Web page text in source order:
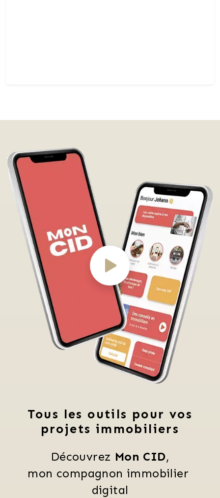
Tous les outils pour vos
projets immobiliers
Découvrez Mon CID,
mon compagnon immobilier
digital